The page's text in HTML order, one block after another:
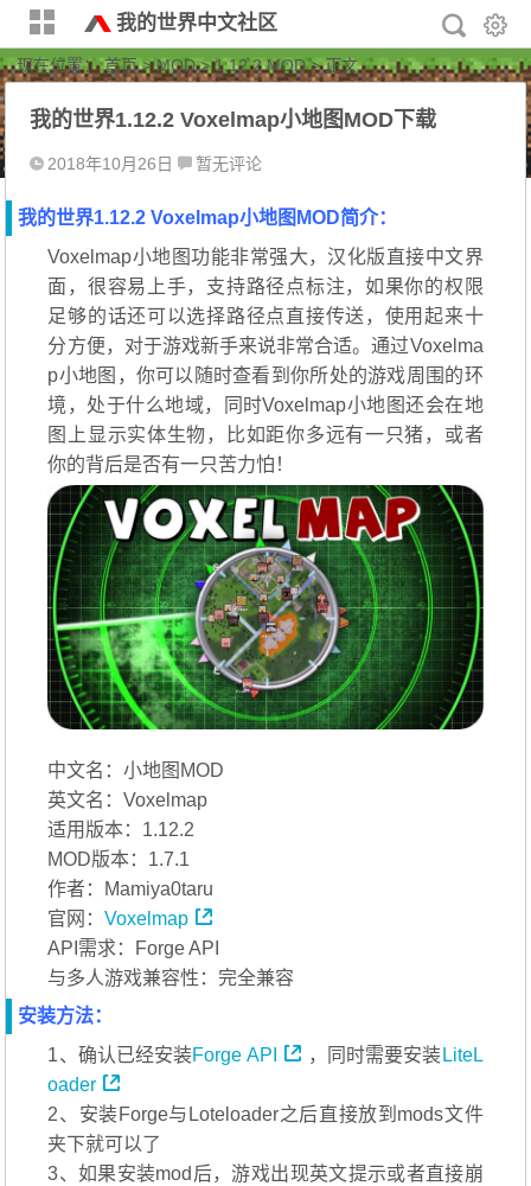
我的世界中文社区
现在位置：首页>MOD>1.12.2 MOD> 正文
我的世界1.12.2 Voxelmap小地图MOD下载
2018年10月26日 暂无评论
我的世界1.12.2 Voxelmap小地图MOD简介：
Voxelmap小地图功能非常强大，汉化版直接中文界
面，很容易上手，支持路径点标注，如果你的权限
足够的话还可以选择路径点直接传送，使用起来十
分方便，对于游戏新手来说非常合适。通过Voxelma
p小地图，你可以随时查看到你所处的游戏周围的环
境，处于什么地域，同时Voxelmap小地图还会在地
图上显示实体生物，比如距你多远有一只猪，或者
你的背后是否有一只苦力怕！
中文名：小地图MOD
英文名：Voxelmap
适用版本：1.12.2
MOD版本：1.7.1
作者：Mamiya0taru
官网：Voxelmap
API需求：Forge API
与多人游戏兼容性：完全兼容
安装方法：
1、确认已经安装Forge API ，同时需要安装LiteL
oader
2、安装Forge与Loteloader之后直接放到mods文件
夹下就可以了
3、如果安装mod后，游戏出现英文提示或者直接崩